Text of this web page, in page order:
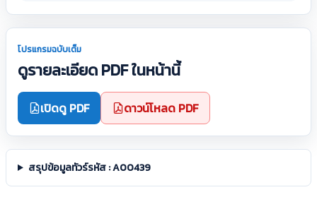
โปรแกรมฉบับเต็ม
ดูรายละเอียด PDF ในหน้านี้
เปิดดู PDF ดาวน์โหลด PDF
สรุปข้อมูลทัวร์รหัส : A00439